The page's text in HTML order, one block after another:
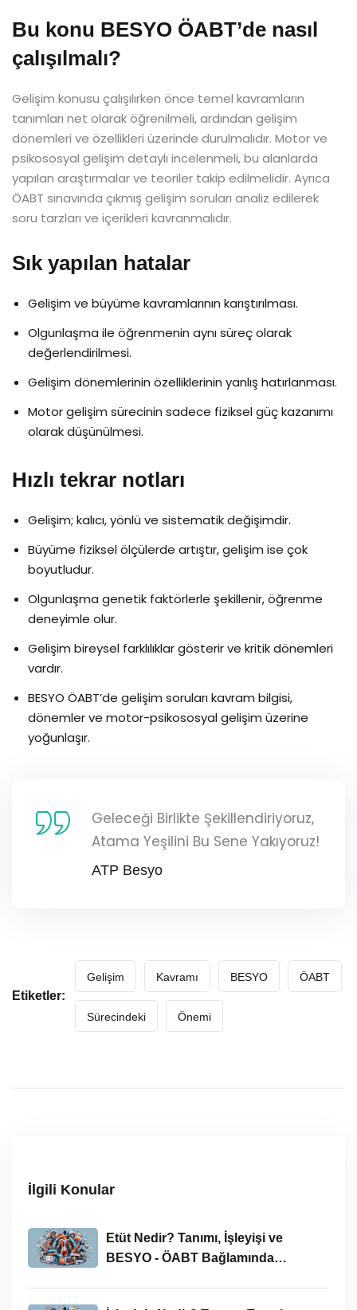
Bu konu BESYO ÖABT’de nasıl
çalışılmalı?
Gelişim konusu çalışılırken önce temel kavramların
tanımları net olarak öğrenilmeli, ardından gelişim
dönemleri ve özellikleri üzerinde durulmalıdır. Motor ve
psikososyal gelişim detaylı incelenmeli, bu alanlarda
yapılan araştırmalar ve teoriler takip edilmelidir. Ayrıca
ÖABT sınavında çıkmış gelişim soruları analiz edilerek
soru tarzları ve içerikleri kavranmalıdır.
Sık yapılan hatalar
Gelişim ve büyüme kavramlarının karıştırılması.
Olgunlaşma ile öğrenmenin aynı süreç olarak
değerlendirilmesi.
Gelişim dönemlerinin özelliklerinin yanlış hatırlanması.
Motor gelişim sürecinin sadece fiziksel güç kazanımı
olarak düşünülmesi.
Hızlı tekrar notları
Gelişim; kalıcı, yönlü ve sistematik değişimdir.
Büyüme fiziksel ölçülerde artıştır, gelişim ise çok
boyutludur.
Olgunlaşma genetik faktörlerle şekillenir, öğrenme
deneyimle olur.
Gelişim bireysel farklılıklar gösterir ve kritik dönemleri
vardır.
BESYO ÖABT’de gelişim soruları kavram bilgisi,
dönemler ve motor-psikososyal gelişim üzerine
yoğunlaşır.
Geleceği Birlikte Şekillendiriyoruz,
Atama Yeşilini Bu Sene Yakıyoruz!
ATP Besyo
Etiketler:
Gelişim Kavramı BESYO ÖABT
Sürecindeki Önemi
İlgili Konular
Etüt Nedir? Tanımı, İşleyişi ve
BESYO - ÖABT Bağlamında